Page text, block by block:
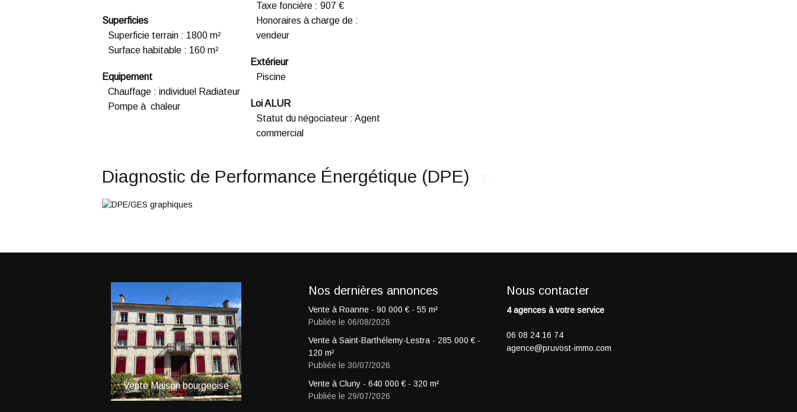
Taxe foncière : 907 €
Honoraires à charge de :
vendeur
Superficies
Superficie terrain : 1800 m²
Surface habitable : 160 m²
Extérieur
Piscine
Equipement
Chauffage : individuel Radiateur
Pompe à chaleur
Loi ALUR
Statut du négociateur : Agent
commercial
Diagnostic de Performance Énergétique (DPE)
VenteMaison bourgeoise MaisonSaint-Barthélemy- VenteMaison bourgeoise
Nos dernières annonces
Vente à Roanne -90 000 € - 55 m²
Publiée le 06/08/2026
Vente à Saint-Barthélemy-Lestra - 285 000 € -
120 m²
Publiée le 30/07/2026
Vente à Cluny -640 000 € - 320 m²
Publiée le 29/07/2026
Nous contacter
4 agences à votre service
06 08 24 16 74
agence@pruvost-immo.com